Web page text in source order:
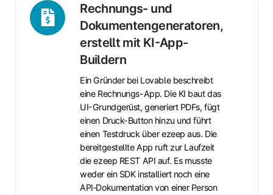
Rechnungs- und
Dokumentengeneratoren,
erstellt mit KI-App-
Buildern
Ein Gründer bei Lovable beschreibt
eine Rechnungs-App. Die KI baut das
UI-Grundgerüst, generiert PDFs, fügt
einen Druck-Button hinzu und führt
einen Testdruck über ezeep aus. Die
bereitgestellte App ruft zur Laufzeit
die ezeep REST API auf. Es musste
weder ein SDK installiert noch eine
API‑Dokumentation von einer Person
Rechnungs-
und
Dokumentengeneratoren,